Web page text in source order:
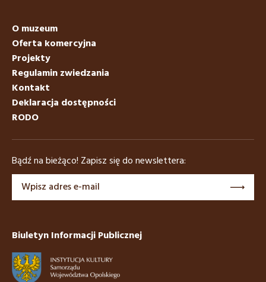
O muzeum
Oferta komercyjna
Projekty
Regulamin zwiedzania
Kontakt
Deklaracja dostępności
RODO
Bądź na bieżąco! Zapisz się do newslettera:
Biuletyn Informacji Publicznej